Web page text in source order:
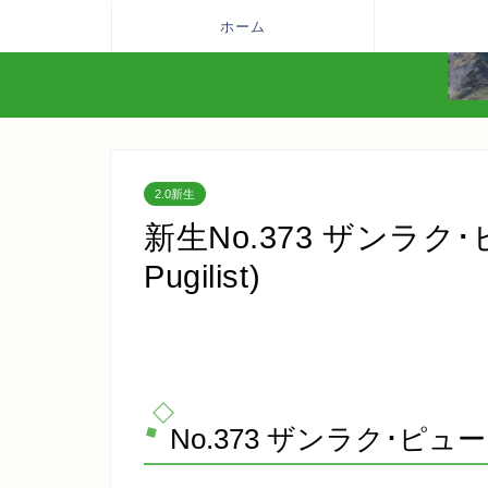
ホーム
2.0新生
新生No.373 ザンラク･
Pugilist)
No.373 ザンラク･ピュ